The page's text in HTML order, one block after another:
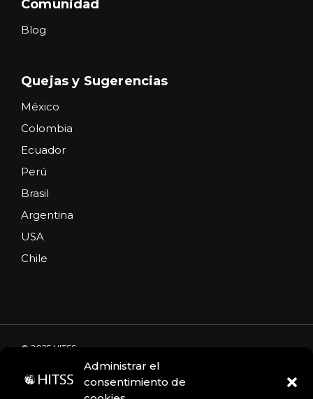
Administrar el
consentimiento de
Comunidad
Blog
Quejas y Sugerencias
México
Colombia
Ecuador
Perú
Brasil
Argentina
USA
Chile
© 2025 HITSS